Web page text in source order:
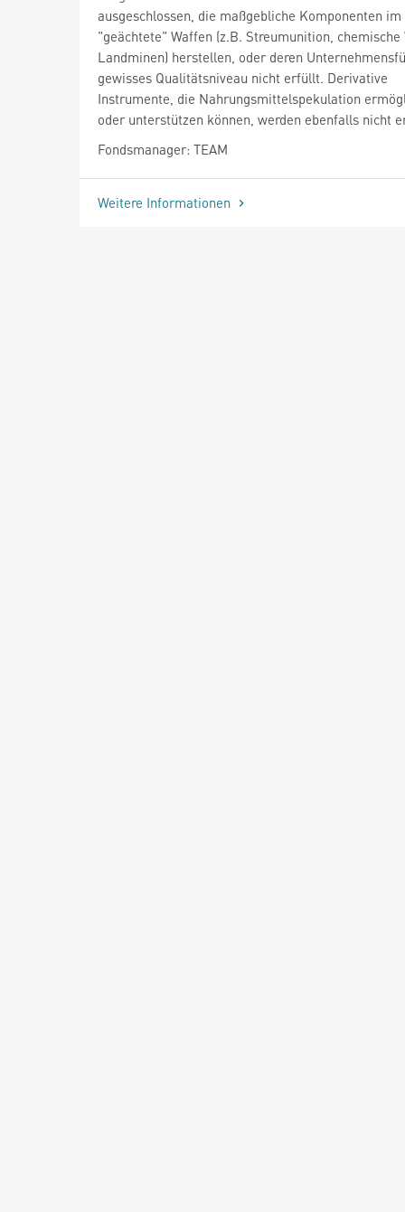
ausgeschlossen, die maßgebliche Komponenten
"geächtete" Waffen (z.B. Streumunition, chemische
Landminen) herstellen, oder deren
gewisses Qualitätsniveau nicht erfüllt. Derivative
Instrumente, die Nahrungsmittelspekulation
oder unterstützen können, werden ebenfalls nicht
Fondsmanager: TEAM
Weitere Informationen